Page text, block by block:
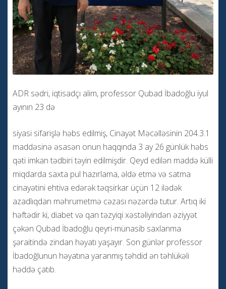
ADR sədri, iqtisadçı alim, professor Qubad İbadoğlu iyul
ayının 23 də
siyasi sifarişlə həbs edilmiş, Cinayət Məcəlləsinin 204.3.1
maddəsinə əsasən onun haqqında 3 ay 26 günlük həbs
qəti imkan tədbiri təyin edilmişdir. Qeyd edilən maddə külli
miqdarda saxta pul hazırlama, əldə etmə və satma
cinayətini ehtiva edərək təqsirkar üçün 12 ilədək
azadlıqdan məhrumetmə cəzası nəzərdə tutur. Artıq iki
həftədir ki, diabet və qan təzyiqi xəstəliyindən əziyyət
çəkən Qubad İbadoğlu qeyri-münasib saxlanma
şəraitində zindan həyatı yaşayır. Son günlər professor
İbadoğlunun həyatına yaranmış təhdid ən təhlükəli
həddə çatıb.